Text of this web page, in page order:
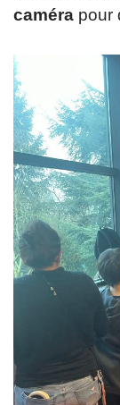
caméra pour